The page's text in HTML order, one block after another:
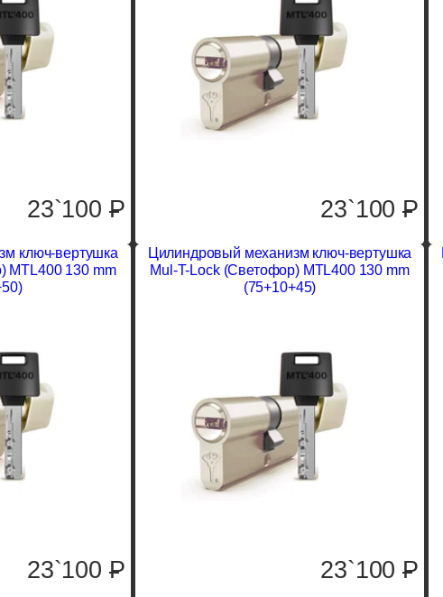
23`100 P 23`100P
ключ-вертушка
MTL400 130 mm
23`100 P
Цилиндровый механизм ключ-вертушка
Mul-T-Lock (Светофор) MTL400 130 mm
(75+10+45)
23`100P